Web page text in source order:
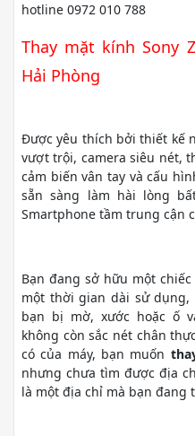
hotline 0972 010 788
Thay mặt kính Sony
Hải Phòng
Được yêu thích bởi thiết kế
vượt trội, camera siêu nét,
cảm biến vân tay và cấu
sẵn sàng làm hài lòng
Smartphone tầm trung cận
Bạn đang sở hữu một chiếc
một thời gian dài sử dụng,
bạn bị mờ, xước hoặc ố
không còn sắc nét chân
có của máy, bạn muốn
nhưng chưa tìm được địa
là một địa chỉ mà bạn đang